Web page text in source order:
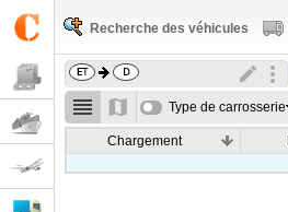
Recherche des véhicules
Type de carrosserie
Chargement